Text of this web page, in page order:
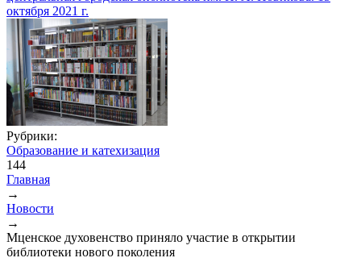
Рубрики:
Образование и катехизация
144
Вы здесь
Главная
→
Новости
→
Мценское духовенство приняло участие в открытии
библиотеки нового поколения